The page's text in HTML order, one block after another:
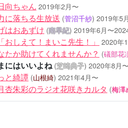
向ちゃん 2019年2月〜
に落ちる生放送 (菅沼千紗) 2019年5
はおあずけ (南早紀) 2019年6月〜
おしえて！まいこ先生！」 2020年
たか助けてくれませんか？ (礒部花
にはいいよね (芝崎典子) 2020年8月〜
と綺譚 (山根綺) 2021年4月〜
杏朱彩のラジオ花咲きカルタ (梅澤